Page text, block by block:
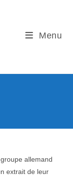
Menu
allemand
extrait de leur